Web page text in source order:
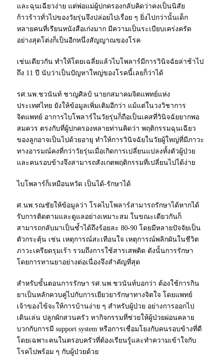
และฉุนเฉียวง่าย แต่พ่อแม่ผู้ปกครองกลับคิดว่าคงเป็นนิสัย
ก้าวร้าวทั่วไปของวัยรุ่นจึงปล่อยไปเรื่อย ๆ ยิ่งไปกว่านั้นเด็ก
หลายคนที่เรียนหนังสือเก่งมาก มีความเป็นระเบียบเคร่งครัด
อย่างสุดโต่งก็เป็นอีกหนึ่งสัญญาณของโรค
เช่นเดียวกัน ทำให้โดยเฉลี่ยแล้วไบโพลาร์มีการวินิจฉัยล่าช้าไป
ถึง 11 ปี นับว่าเป็นปัญหาใหญ่ของโรคนี้เลยก็ว่าได้
รศ.นพ.ชวนันท์ ชาญศิลป์ นายกสมาคมจิตแพทย์แห่ง
ประเทศไทย ยังให้ข้อมูลเพิ่มเติมอีกว่า แม้แต่ในวงวิชาการ
จิตแพทย์ อาการไบโพลาร์ในวัยรุ่นก็ถือเป็นเคสที่วินิจฉัยยากพอ
สมควร ตรงกับที่ผู้ปกครองหลายท่านคิดว่า พฤติกรรมฉุนเฉียว
ของลูกอาจเป็นไปด้วยอายุ ทำให้การวินิจฉัยในวัยผู้ใหญ่ที่มีภาวะ
ทางอารมณ์คงที่กว่าวัยรุ่นเมื่อเกิดการเปลี่ยนแปลงทั้งตัวผู้ป่วย
และคนรอบข้างจึงสามารถสังเกตพฤติกรรมที่เปลี่ยนไปได้ง่าย
ไบโพลาร์ก็เหมือนหวัด เป็นได้-รักษาได้
ศ.นพ.รณชัยให้ข้อมูลว่า โรคไบโพลาร์สามารถรักษาได้หากได้
รับการติดตามและดูแลอย่างเหมาะสม ในขณะเดียวกันก็
สามารถกลับมาเป็นซ้ำได้ถึงร้อยละ 80-90 โดยมีหลายปัจจัยเป็น
ตัวกระตุ้น เช่น เหตุการณ์สะเทือนใจ เหตุการณ์พลิกผันในชีวิต
ภาวะเครียดรุมเร้า รวมถึงการใช้สารเสพติด ดังนั้นการรักษา
โดยการทานยาอย่างต่อเนื่องจึงสำคัญที่สุด
สำหรับขั้นตอนการรักษา รศ.นพ.ชวนันท์บอกว่า ต้องใช้การกิน
ยาเป็นหลักควบคู่ไปกับการเยียวยารักษาทางจิตใจ โดยแพทย์
เจ้าของไข้จะให้การบ้านง่าย ๆ สำหรับผู้ป่วย อย่างการออกไป
เดินเล่น ปลูกผักสวนครัว หากิจกรรมที่ช่วยให้ผู้ป่วยผ่อนคลาย
บวกกับการมี support system หรือการเชื่อมโยงกับคนรอบข้างที่ดี
โดยเฉพาะคนในครอบครัวที่ต้องเรียนรู้และทำความเข้าใจกับ
โรคไปพร้อม ๆ กับผู้ป่วยด้วย